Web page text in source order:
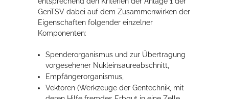
mehr dazu...GenTSV dabei auf dem Zusammenwirken der
Eigenschaften folgender einzelner
Komponenten:
Spenderorganismus und zur Übertragung
vorgesehener Nukleinsäureabschnitt,
Empfängerorganismus,
Vektoren (Werkzeuge der Gentechnik, mit